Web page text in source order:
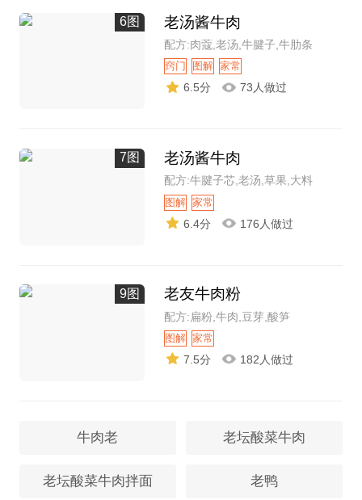
6图 老汤酱牛肉
配方:肉蔻,老汤,牛腱子,牛肋条
窍门 图解 家常
6.5分 73人做过
7图 老汤酱牛肉
配方:牛腱子芯,老汤,草果,大料
图解 家常
6.4分 176人做过
9图 老友牛肉粉
配方:扁粉,牛肉,豆芽,酸笋
图解 家常
7.5分 182人做过
牛肉老 老坛酸菜牛肉
老坛酸菜牛肉拌面 老鸭